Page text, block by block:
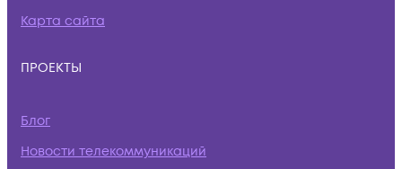
Карта сайта
ПРОЕКТЫ
Блог
Новости телекоммуникаций